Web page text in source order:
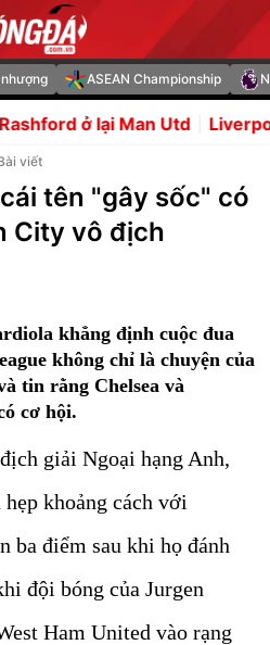
ASEAN Championship
Utd Liverpool tranh Lamine
viết
tên "gây sốc" có
City vô địch
khẳng định cuộc đua
không chỉ là chuyện của
tin rằng Chelsea và
cơ hội.
giải Ngoại hạng Anh,
hẹp khoảng cách với
ba điểm sau khi họ đánh
đội bóng của Jurgen
Ham United vào rạng